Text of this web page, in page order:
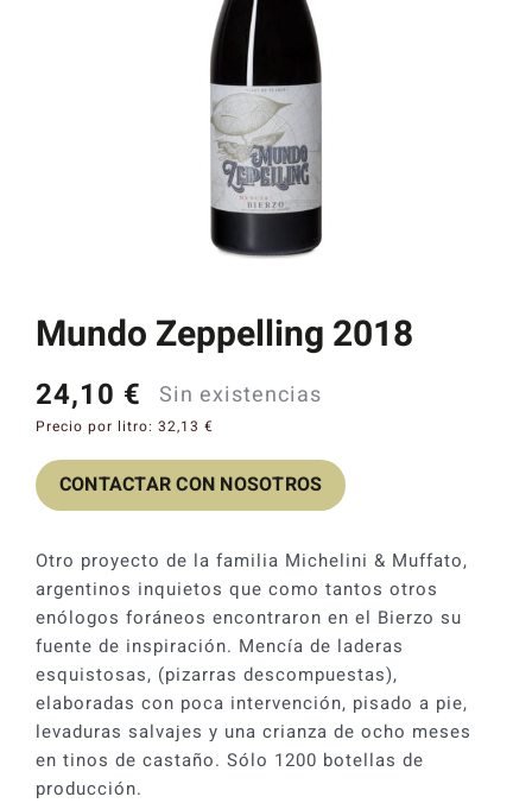
Catas y Actividades
Mundo Zeppelling 2018
24,10 € Sin existencias
Precio por litro: 32,13 €
CONTACTAR CON NOSOTROS
Otro proyecto de la familia Michelini & Muffato,
argentinos inquietos que como tantos otros
enólogos foráneos encontraron en el Bierzo su
fuente de inspiración. Mencía de laderas
esquistosas, (pizarras descompuestas),
elaboradas con poca intervención, pisado a pie,
levaduras salvajes y una crianza de ocho meses
en tinos de castaño. Sólo 1200 botellas de
producción.